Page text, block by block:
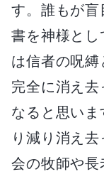
す。誰もが
書を神様と
は信者の呪
完全に消え去
なると思い
り減り消え
会の牧師や